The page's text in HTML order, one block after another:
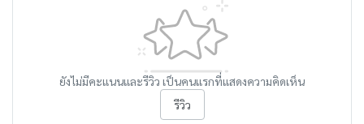
ยังไม่มีคะแนนและรีวิว เป็นคนแรกที่แสดงความคิดเห็น
รีวิว